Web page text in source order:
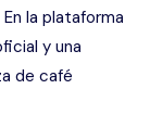
la plataforma
y una
de café